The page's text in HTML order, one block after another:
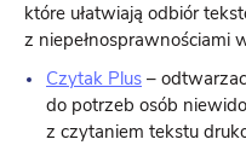
które ułatwiają odbiór
z niepełnosprawnościami
Czytak Plus –
do potrzeb osób
z czytaniem tekstu